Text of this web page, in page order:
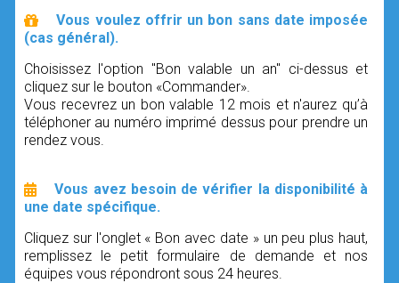
Vous voulez offrir un bon sans date imposée
(cas général).
Choisissez l'option "Bon valable un an" ci-dessus et
cliquez sur le bouton «Commander».
Vous recevrez un bon valable 12 mois et n'aurez qu’à
téléphoner au numéro imprimé dessus pour prendre un
rendez vous.
Vous avez besoin de vérifier la disponibilité à
une date spécifique.
Cliquez sur l'onglet « Bon avec date » un peu plus haut,
remplissez le petit formulaire de demande et nos
équipes vous répondront sous 24 heures.